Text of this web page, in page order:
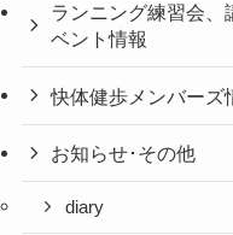
ランニング練習会、
ベント情報
快体健歩メンバーズ
お知らせ･その他
diary